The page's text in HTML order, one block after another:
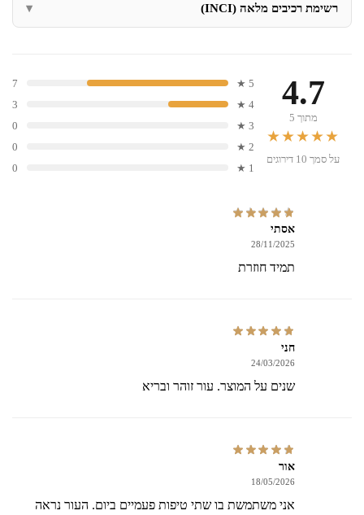
רשימת רכיבים מלאה (INCI)
4.7
מתוך 5
★★★★★
על סמך 10 דירוגים
5 ★
7
4 ★
3
3 ★
0
2 ★
0
1 ★
0
אסתי
28/11/2025
תמיד חוזרת
חני
24/03/2026
שנים על המוצר. עור זוהר ובריא
אור
18/05/2026
אני משתמשת בו שתי טיפות פעמיים ביום. העור נראה